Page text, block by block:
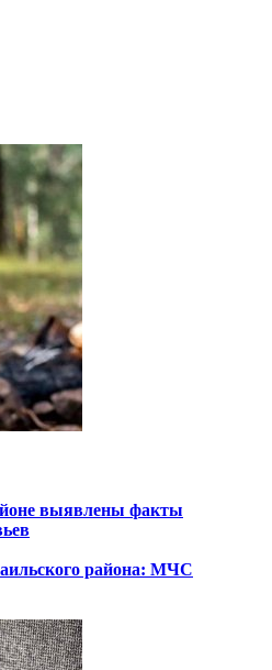
выявлены факты
района: МЧС